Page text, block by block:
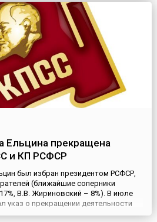
удалось через два года. В
Воронежского фронта (в дальнейш...
Ельцина прекращена
и КП РСФСР
был избран президентом РСФСР,
(ближайшие соперники
В.В. Жириновский – 8%). В июле
указ о прекращении деятельности
политических партий и массовых